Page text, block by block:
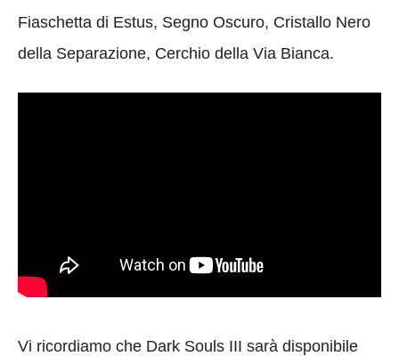
Fiaschetta di Estus, Segno Oscuro, Cristallo Nero
della Separazione, Cerchio della Via Bianca.
Vi ricordiamo che Dark Souls III sarà disponibile